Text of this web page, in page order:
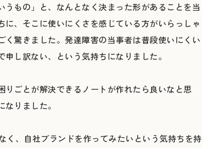
もの」と、なんとなく決まった形があることを当
、そこに使いにくさを感じている方がいらっしゃ
驚きました。発達障害の当事者は普段使いにくい
し訳ない、という気持ちになりました。
ごとが解決できるノートが作れたら良いなと思
りました。
く、自社ブランドを作ってみたいという気持ちを持